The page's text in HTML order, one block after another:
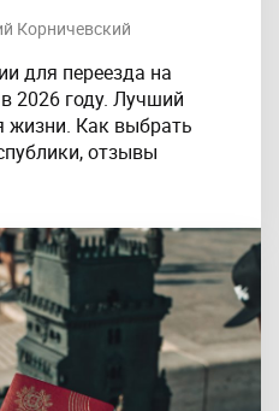
Корничевский
для переезда на
2026 году. Лучший
жизни. Как выбрать
отзывы